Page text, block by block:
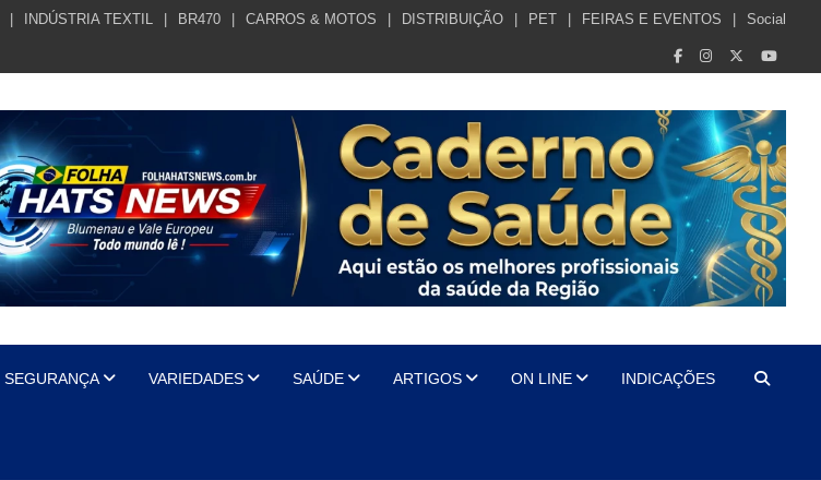
INDÚSTRIA TEXTIL BR470 CARROS & MOTOS DISTRIBUIÇÃO PET FEIRAS E EVENTOS Social
SEGURANÇA VARIEDADES SAÚDE ARTIGOS ON LINE INDICAÇÕES